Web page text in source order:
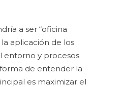
a ser “oficina
aplicación de los
entorno y procesos
de entender la
es maximizar el